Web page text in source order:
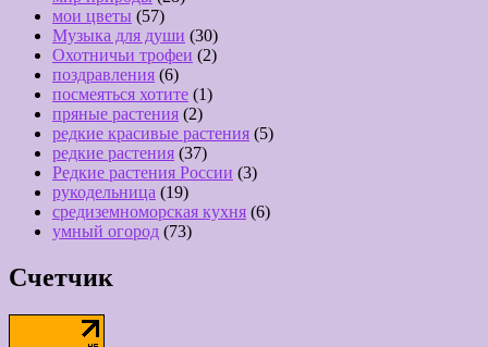
мои цветы (57)
Музыка для души (30)
Охотничьи трофеи (2)
поздравления (6)
посмеяться хотите (1)
пряные растения (2)
редкие красивые растения (5)
редкие растения (37)
Редкие растения России (3)
рукодельница (19)
средиземноморская кухня (6)
умный огород (73)
Счетчик